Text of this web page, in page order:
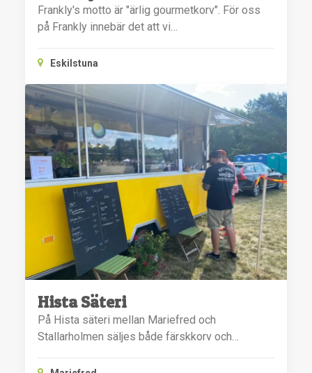
Frankly's motto är "ärlig gourmetkorv". För oss
på Frankly innebär det att vi…
Eskilstuna
Hista Säteri
På Hista säteri mellan Mariefred och
Stallarholmen säljes både färskkorv och…